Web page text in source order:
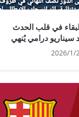
في قلب الحدث
سيناريو درامي يُنهي
2026/1/